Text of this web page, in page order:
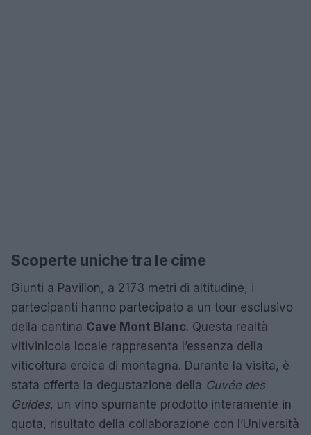
Scoperte uniche tra le cime
Giunti a Pavillon, a 2173 metri di altitudine, i
partecipanti hanno partecipato a un tour esclusivo
della cantina Cave Mont Blanc. Questa realtà
vitivinicola locale rappresenta l’essenza della
viticoltura eroica di montagna. Durante la visita, è
stata offerta la degustazione della Cuvée des
Guides, un vino spumante prodotto interamente in
quota, risultato della collaborazione con l’Università